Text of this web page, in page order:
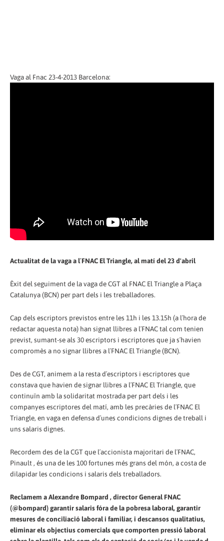
Vaga al Fnac 23-4-2013 Barcelona:
Actualitat de la vaga a l´FNAC El Triangle, al matí del 23 d'abril
Èxit del seguiment de la vaga de CGT al FNAC El Triangle a Plaça
Catalunya (BCN) per part dels i les treballadores.
Cap dels escriptors previstos entre les 11h i les 13.15h (a l´hora de
redactar aquesta nota) han signat llibres a l´FNAC tal com tenien
previst, sumant-se als 30 escriptors i escriptores que ja s´havien
compromès a no signar llibres a l´FNAC El Triangle (BCN).
Des de CGT, animem a la resta d´escriptors i escriptores que
constava que havien de signar llibres a l´FNAC El Triangle, que
continuïn amb la solidaritat mostrada per part dels i les
companyes escriptores del matí, amb les precàries de l´FNAC El
Triangle, en vaga en defensa d´unes condicions dignes de treball i
uns salaris dignes.
Recordem des de la CGT que l´accionista majoritari de l´FNAC,
Pinault , és una de les 100 fortunes més grans del món, a costa de
dilapidar les condicions i salaris dels treballadors.
Reclamem a Alexandre Bompard , director General FNAC
(@bompard) garantir salaris fóra de la pobresa laboral, garantir
mesures de conciliació laboral i familiar, i descansos qualitatius,
eliminar els objectius comercials que comporten pressió laboral